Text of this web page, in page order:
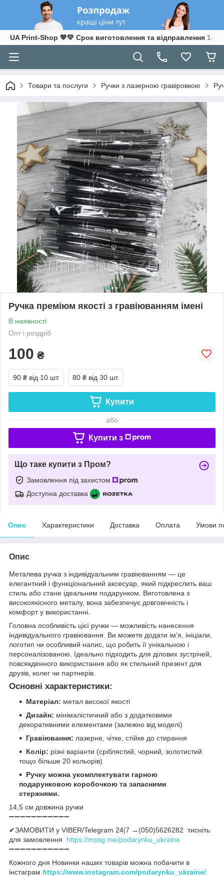
UA Print-Shop ​💙💛 Срок виготовлення та відправлення 1-3
Товари та послуги Ручки з лазерною гравіровкою
Ручка преміюм якості з гравіюванням імені
В наявності
Опт і роздріб
100 ₴
90 ₴ від 10 шт. 80 ₴ від 30 шт.
Купити
або
Купити з
Що таке купити з Пром?
Замовлення під захистом
Доступна доставка
Опис Характеристики Доставка Оплата Умови
Опис
Металева ручка з індивідуальним гравіюванням — це
елегантний і функціональний аксесуар, який підкреслить ваш
стиль або стане ідеальним подарунком. Виготовлена з
високоякісного металу, вона забезпечує довговічність і
комфорт у використанні.
Головна особливість цієї ручки — можливість нанесення
індивідуального гравіювання. Ви можете додати ім'я, ініціали,
логотип чи особливий напис, що робить її унікальною і
персоналізованою. Ідеально підходить для ділових зустрічей,
повсякденного використання або як стильний презент для
друзів, колег чи партнерів.
Основні характеристики:
Матеріал: метал високої якості
Дизайн: мінімалістичний або з додатковими
декоративними елементами (залежно від моделі)
Гравіювання: лазерне, чітке, стійке до стирання
Колір: різні варіанти (сріблястий, чорний, золотистий
тощо більше 20 кольорів)
Ручку можна укомплектувати гарною
подарунковою коробочкою та запасними
стержнями.
14,5 см довжина ручки
➖➖➖➖➖➖➖➖➖➖➖
✔ЗАМОВИТИ у VIBER/Telegram 24|7 →(050)5626282 тисніть
для замовлення https://mssg.me/podarynku_ukraine
➖➖➖➖➖➖➖➖➖➖➖
Кожного дня Новинки наших товарів можна побачити в
інстаграм https://www.instagram.com/podarynku_ukraine/